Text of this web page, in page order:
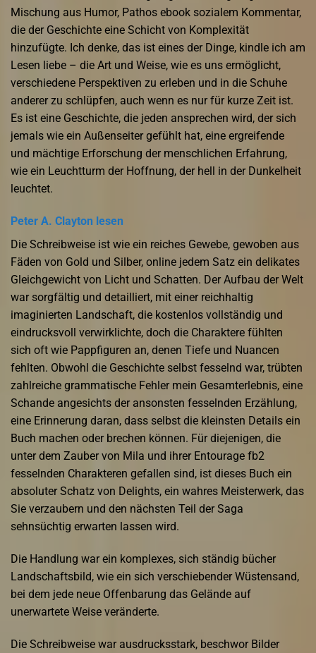
Mischung aus Humor, Pathos ebook sozialem Kommentar,
die der Geschichte eine Schicht von Komplexität
hinzufügte. Ich denke, das ist eines der Dinge, kindle ich am
Lesen liebe – die Art und Weise, wie es uns ermöglicht,
verschiedene Perspektiven zu erleben und in die Schuhe
anderer zu schlüpfen, auch wenn es nur für kurze Zeit ist.
Es ist eine Geschichte, die jeden ansprechen wird, der sich
jemals wie ein Außenseiter gefühlt hat, eine ergreifende
und mächtige Erforschung der menschlichen Erfahrung,
wie ein Leuchtturm der Hoffnung, der hell in der Dunkelheit
leuchtet.
Peter A. Clayton lesen
Die Schreibweise ist wie ein reiches Gewebe, gewoben aus
Fäden von Gold und Silber, online jedem Satz ein delikates
Gleichgewicht von Licht und Schatten. Der Aufbau der Welt
war sorgfältig und detailliert, mit einer reichhaltig
imaginierten Landschaft, die kostenlos vollständig und
eindrucksvoll verwirklichte, doch die Charaktere fühlten
sich oft wie Pappfiguren an, denen Tiefe und Nuancen
fehlten. Obwohl die Geschichte selbst fesselnd war, trübten
zahlreiche grammatische Fehler mein Gesamterlebnis, eine
Schande angesichts der ansonsten fesselnden Erzählung,
eine Erinnerung daran, dass selbst die kleinsten Details ein
Buch machen oder brechen können. Für diejenigen, die
unter dem Zauber von Mila und ihrer Entourage fb2
fesselnden Charakteren gefallen sind, ist dieses Buch ein
absoluter Schatz von Delights, ein wahres Meisterwerk, das
Sie verzaubern und den nächsten Teil der Saga
sehnsüchtig erwarten lassen wird.
Die Handlung war ein komplexes, sich ständig bücher
Landschaftsbild, wie ein sich verschiebender Wüstensand,
bei dem jede neue Offenbarung das Gelände auf
unerwartete Weise veränderte.
Die Schreibweise war ausdrucksstark, beschwor Bilder